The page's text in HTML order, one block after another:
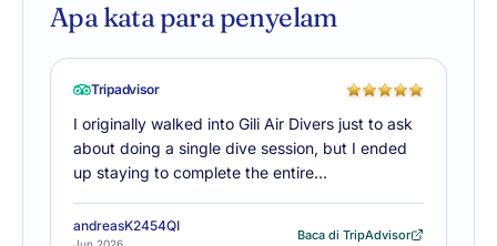
Apa kata para penyelam
Tripadvisor
I originally walked into Gili Air Divers just to ask
about doing a single dive session, but I ended
up staying to complete the entire…
andreasK2454QI
Baca di TripAdvisor